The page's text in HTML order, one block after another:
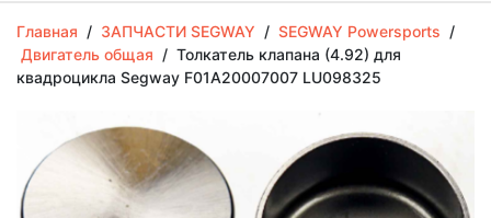
Главная / ЗАПЧАСТИ SEGWAY / SEGWAY Powersports /
Двигатель общая / Толкатель клапана (4.92) для
квадроцикла Segway F01A20007007 LU098325